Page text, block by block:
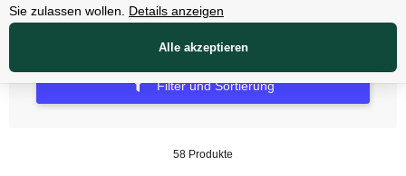
Filter und Sortierung
58 Produkte
Sie zulassen wollen.
Details anzeigen
Alle akzeptieren